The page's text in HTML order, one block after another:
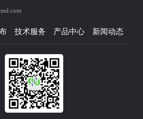
技术服务 产品中心 新闻动态